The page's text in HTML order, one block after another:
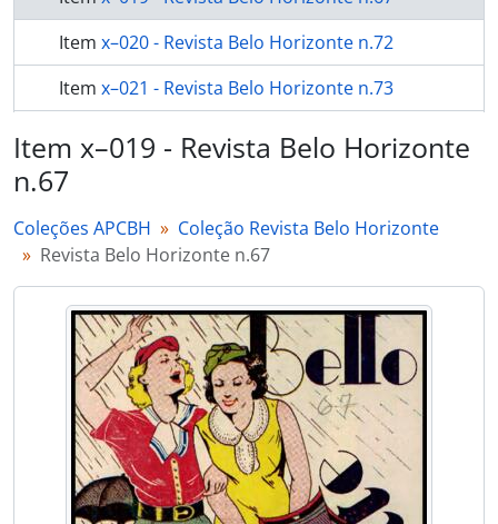
Item x–020 - Revista Belo Horizonte n.72
Item x–021 - Revista Belo Horizonte n.73
x–022 - Revista Belo Horizonte n.75
Item
mais 27...
Item x–019 - Revista Belo Horizonte
n.67
Coleções APCBH
Coleção Revista Belo Horizonte
Revista Belo Horizonte n.67